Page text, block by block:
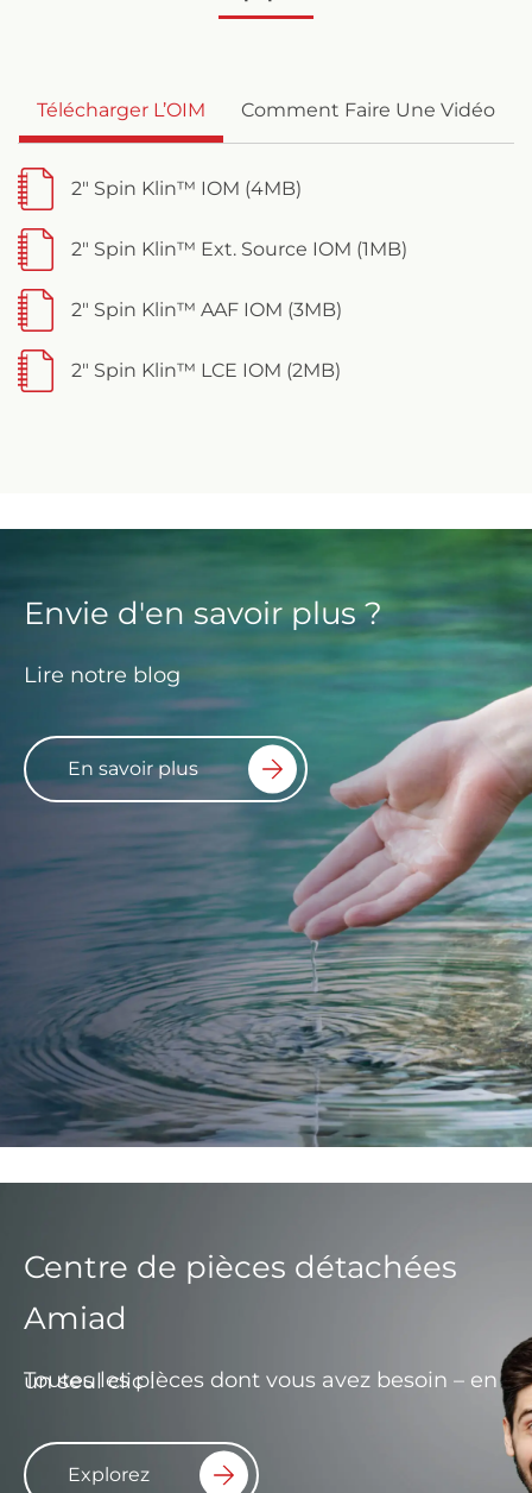
Télécharger L’OIM Comment Faire Une Vidéo
2" Spin Klin™ IOM (4MB)
2" Spin Klin™ Ext. Source IOM (1MB)
2" Spin Klin™ AAF IOM (3MB)
2" Spin Klin™ LCE IOM (2MB)
Envie d'en savoir plus ?
Lire notre blog
En savoir plus
Centre de pièces détachées
Amiad
Toutes les pièces dont vous avez besoin – en un seul clic !
Explorez